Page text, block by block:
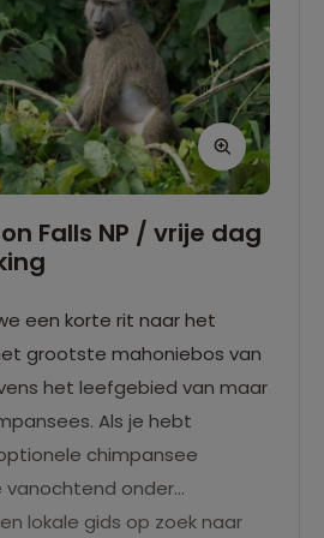
Een Puur
op de lange termijn
op natuur, lokale
interactie en/of
de bestemming. Puur
geven reizigers de
een unieke manier kennis
land en tevens een
aan positieve
Falls NP / vrije dag
een korte rit naar het
grootste mahoniebos van
het leefgebied van maar
Als je hebt
chimpansee
vanochtend onder
lokale gids op zoek naar